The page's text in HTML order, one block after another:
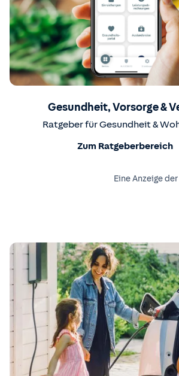
Gesundheit, Vorsorge &
Ratgeber für Gesundheit &
Zum Ratgeberbereich
Eine Anzeige